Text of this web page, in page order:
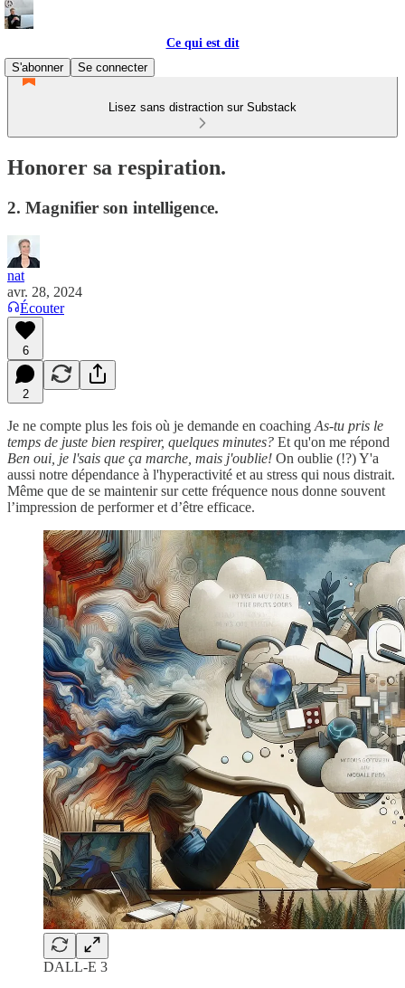
Ce qui est dit
S'abonner
Se connecter
Lisez sans distraction sur Substack
Honorer sa respiration.
2. Magnifier son intelligence.
nat
avr. 28, 2024
Écouter
6
2
Je ne compte plus les fois où je demande en coaching As-tu pris le
temps de juste bien respirer, quelques minutes? Et qu'on me répond
Ben oui, je l'sais que ça marche, mais j'oublie! On oublie (!?) Y'a
aussi notre dépendance à l'hyperactivité et au stress qui nous distrait.
Même que de se maintenir sur cette fréquence nous donne souvent
l’impression de performer et d’être efficace.
DALL-E 3